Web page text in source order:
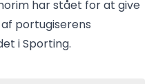
har stået for at give
portugiserens
i Sporting.